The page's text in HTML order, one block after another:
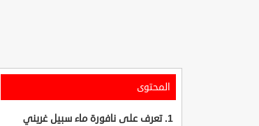
المحتوى
تعرف على نافورة ماء سبيل غريني